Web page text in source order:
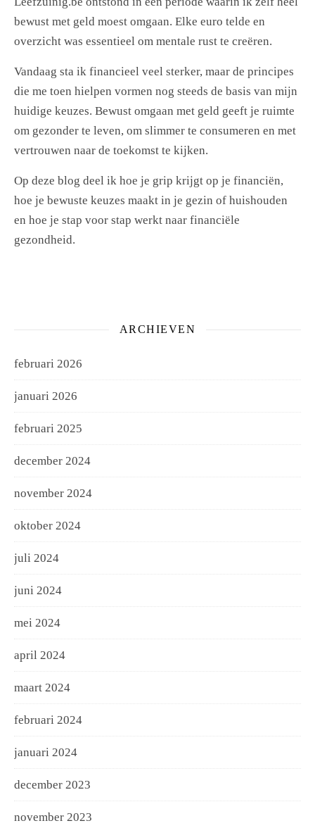
bewust met geld moest omgaan. Elke euro telde en
overzicht was essentieel om mentale rust te creëren.
Vandaag sta ik financieel veel sterker, maar de principes
die me toen hielpen vormen nog steeds de basis van mijn
huidige keuzes. Bewust omgaan met geld geeft je ruimte
om gezonder te leven, om slimmer te consumeren en met
vertrouwen naar de toekomst te kijken.
Op deze blog deel ik hoe je grip krijgt op je financiën,
hoe je bewuste keuzes maakt in je gezin of huishouden
en hoe je stap voor stap werkt naar financiële
gezondheid.
ARCHIEVEN
februari 2026
januari 2026
februari 2025
december 2024
november 2024
oktober 2024
juli 2024
juni 2024
mei 2024
april 2024
maart 2024
februari 2024
januari 2024
december 2023
november 2023